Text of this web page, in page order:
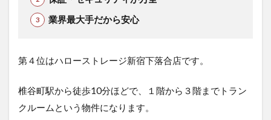
業界最大手だから安心
第４位はハローストレージ新宿下落合店です。
椎谷町駅から徒歩10分ほどで、１階から３階までトラン
クルームという物件になります。